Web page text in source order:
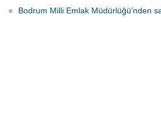
Bodrum Milli Emlak Müdürlüğü’nden